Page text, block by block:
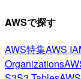
AWSで探す
AWS特集AWS
Organizations